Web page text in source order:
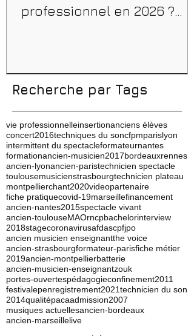
professionnel en 2026 ?
Recherche par Tags
vie professionnelleinsertionanciens élèves
concert2016techniques du soncfpmparislyon
intermittent du spectacleformateurnantes
formationancien-musicien2017bordeauxrennes
ancien-lyonancien-paristechnicien spectacle
toulousemusicienstrasbourgtechnicien plateau
montpellierchant2020videopartenaire
fiche pratiquecovid-19marseillefinancement
ancien-nantes2015spectacle vivant
ancien-toulouseMAOrncpbachelorinterview
2018stagecoronavirusafdascpfjpo
ancien musicien enseignantthe voice
ancien-strasbourgformateur-parisfiche métier
2019ancien-montpellierbatterie
ancien-musicien-enseignantzouk
portes-ouvertespédagogieconfinement2011
festivalepenregistrement2021technicien du son
2014qualitépacaadmission2007
musiques actuellesancien-bordeaux
ancien-marseillelive